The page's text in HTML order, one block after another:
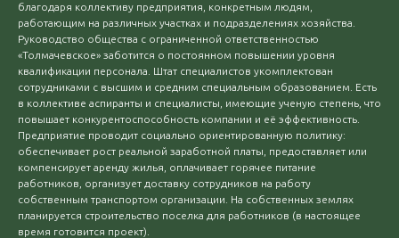
благодаря коллективу предприятия, конкретным людям,
работающим на различных участках и подразделениях хозяйства.
Руководство общества с ограниченной ответственностью
«Толмачевское» заботится о постоянном повышении уровня
квалификации персонала. Штат специалистов укомплектован
сотрудниками с высшим и средним специальным образованием. Есть
в коллективе аспиранты и специалисты, имеющие ученую степень, что
повышает конкурентоспособность компании и её эффективность.
Предприятие проводит социально ориентированную политику:
обеспечивает рост реальной заработной платы, предоставляет или
компенсирует аренду жилья, оплачивает горячее питание
работников, организует доставку сотрудников на работу
собственным транспортом организации. На собственных землях
планируется строительство поселка для работников (в настоящее
время готовится проект).